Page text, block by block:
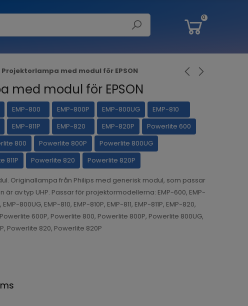
0
Projektorlampa med modul för EPSON
med modul för EPSON
EMP-800 EMP-800P EMP-800UG
EMP-810
EMP-811P EMP-820 EMP-820P
Powerlite 600
800 Powerlite 800P
Powerlite 800UG
811P Powerlite 820 Powerlite 820P
Originallampa från Philips med generisk modul, som passar
är av typ UHP. Passar för projektormodellerna: EMP-600, EMP-
800UG, EMP-810, EMP-810P, EMP-811, EMP-811P, EMP-820,
600P, Powerlite 800, Powerlite 800P, Powerlite 800UG,
Powerlite 820, Powerlite 820P